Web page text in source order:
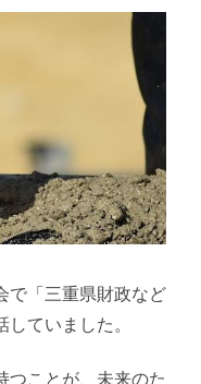
で「三重県財政など
ていました。
つことが、未来のた